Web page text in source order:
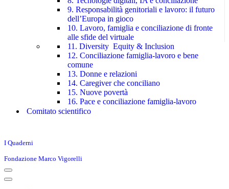
9. Responsabilità genitoriali e lavoro: il futuro
dell’Europa in gioco
10. Lavoro, famiglia e conciliazione di fronte
alle sfide del virtuale
11. Diversity Equity & Inclusion
12. Conciliazione famiglia-lavoro e bene
comune
13. Donne e relazioni
14. Caregiver che conciliano
15. Nuove povertà
16. Pace e conciliazione famiglia-lavoro
Comitato scientifico
I Quaderni
Fondazione Marco Vigorelli
Menu
di
Menu